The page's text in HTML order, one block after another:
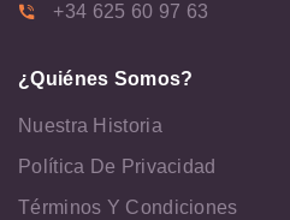
+34 625 60 97 63
¿Quiénes Somos?
Nuestra Historia
Política De Privacidad
Términos Y Condiciones